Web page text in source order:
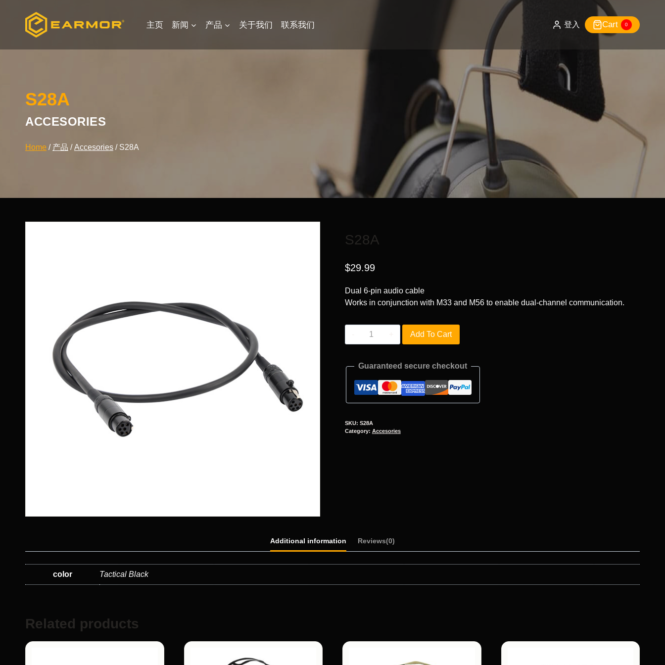
主页 新闻 产品 关于我们 联系我们 登入 Cart 0
S28A
ACCESORIES
Home / 产品 / Accesories / S28A
S28A
$29.99
Dual 6-pin audio cable
Works in conjunction with M33 and M56 to enable dual-channel communication.
S28A
quantity
Add To Cart
Guaranteed secure checkout
SKU: S28A
Category: Accesories
Additional information Reviews(0)
color Tactical Black
Related products